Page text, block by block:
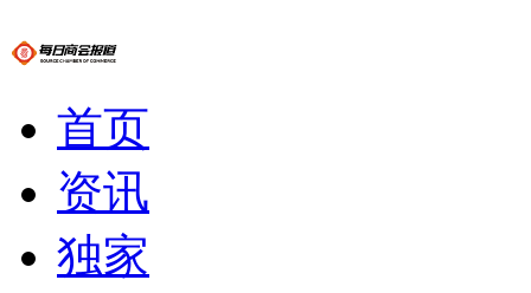
首页
资讯
独家